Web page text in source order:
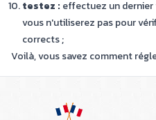
testez : effectuez un dernier
vous n'utiliserez pas pour
corrects ;
Voilà, vous savez comment